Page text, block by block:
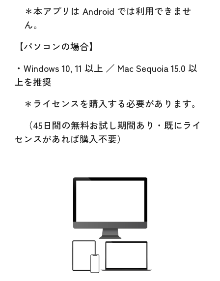
＊本アプリは Android では利用できませ
ん。
【パソコンの場合】
・Windows 10, 11 以上 ／ Mac Sequoia 15.0 以
上を推奨
＊ライセンスを購入する必要があります。
（45日間の無料お試し期間あり・既にライ
センスがあれば購入不要）